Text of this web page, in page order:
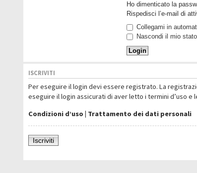
Ho dimenticato la
Rispedisci l’e-mail di
Collegami in
Nascondi il mio
ISCRIVITI
Per eseguire il login devi essere registrato. La
eseguire il login assicurati di aver letto i termini d’uso e
Condizioni d’uso | Trattamento dei dati personali
Iscriviti